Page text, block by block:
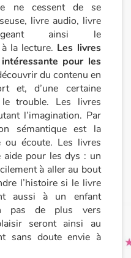
ne cessent de se
livre audio, livre
ainsi le
la lecture. Les livres
pour les
du contenu en
et, d’une certaine
trouble. Les livres
l’imagination. Par
sémantique est la
écoute. Les livres
aide pour les dys : un
à aller au bout
l’histoire si le livre
aussi à un enfant
pas de plus vers
seront ainsi au
sans doute envie à